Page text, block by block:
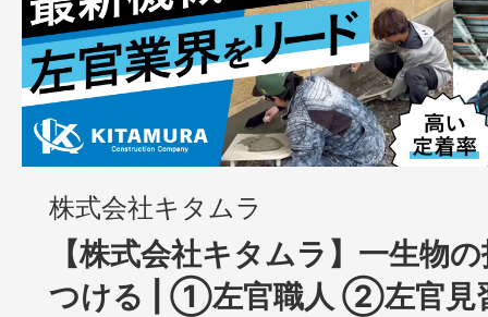
株式会社キタムラ
【株式会社キタムラ】一生物
つける | ①左官職人 ②左官見